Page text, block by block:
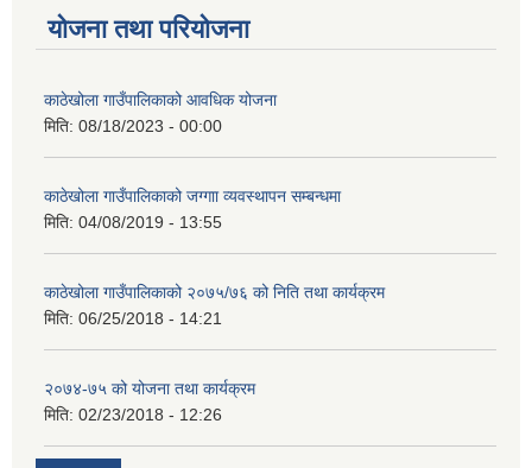
योजना तथा परियोजना
काठेखोला गाउँपालिकाको आवधिक योजना
मिति: 08/18/2023 - 00:00
काठेखोला गाउँपालिकाको जग्गाा व्यवस्थापन सम्बन्धमा
मिति: 04/08/2019 - 13:55
काठेखोला गाउँपालिकाको २०७५/७६ को निति तथा कार्यक्रम
मिति: 06/25/2018 - 14:21
२०७४-७५ को योजना तथा कार्यक्रम
मिति: 02/23/2018 - 12:26